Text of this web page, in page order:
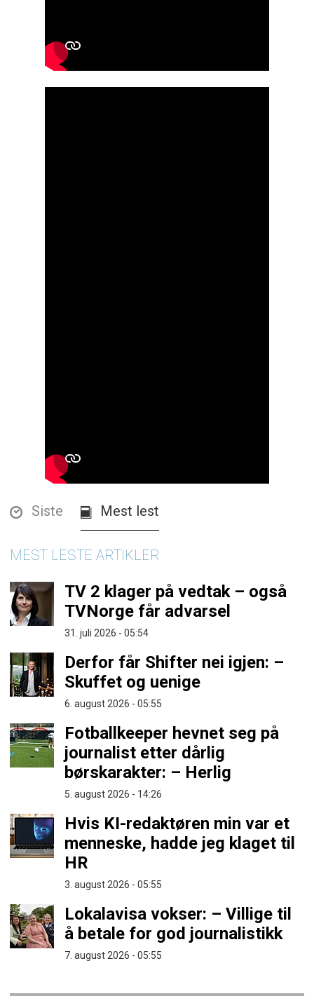
Siste Mest lest
MEST LESTE ARTIKLER
TV 2 klager på vedtak – også
TVNorge får advarsel
31. juli 2026 - 05:54
Derfor får Shifter nei igjen: –
Skuffet og uenige
6. august 2026 - 05:55
Fotballkeeper hevnet seg på
journalist etter dårlig
børskarakter: – Herlig
5. august 2026 - 14:26
Hvis KI-redaktøren min var et
menneske, hadde jeg klaget til
HR
3. august 2026 - 05:55
Lokalavisa vokser: – Villige til
å betale for god journalistikk
7. august 2026 - 05:55